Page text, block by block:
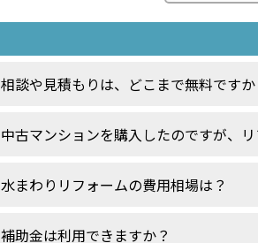
相談や見積もりは、どこまで無料ですか
中古マンションを購入したのですが、
水まわりリフォームの費用相場は？
補助金は利用できますか？